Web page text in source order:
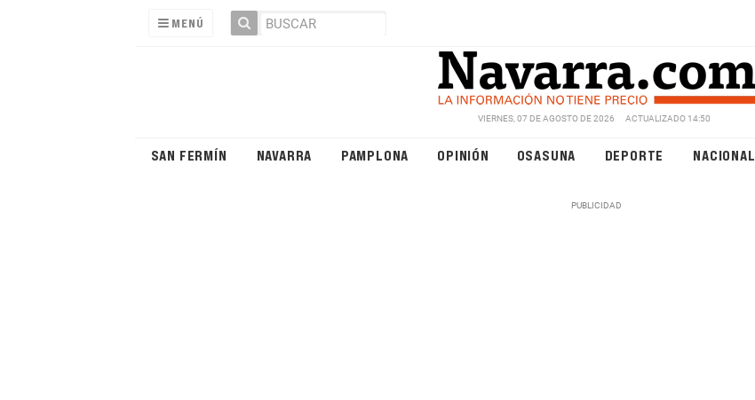
MENÚ
VIERNES, 07 DE AGOSTO DE 2026 ACTUALIZADO 14:50
SAN FERMÍN NAVARRA PAMPLONA OPINIÓN OSASUNA DEPORTE NACIONAL